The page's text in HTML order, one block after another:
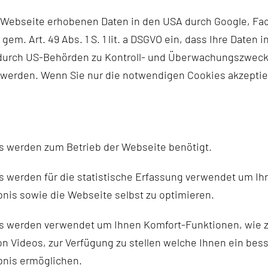
oder den Bettpartner. Hierbei ist es aber
Schnarchen „nur“ laut und für die Umwelt
was gefährlich für den Schlafenden sein kann
über Jahre undiagnostiziert und unbehandelt.
Schlafzimmer bevorzugt werden. Der Schläfer
ist eine starke Schläfrigkeit tagsüber. Der Körper
und v.a. schnelles Einschlafen bis hin
Leistungsfähigkeit inklusive der Libido nehmen über
über starkes nächtliches Schwitzen. Ein
sein und vermehrt zu Herzinfarkten und
erhobenen Daten in den USA durch Google,
Art. 49 Abs. 1 S. 1 lit. a DSGVO ein, dass Ihre
US-Behörden zu Kontroll- und
Wenn Sie nur die notwendigen Cookies
werden zum Betrieb der Webseite benötigt.
werden für die statistische Erfassung verwendet um Ihr
sowie die Webseite selbst zu optimieren.
werden verwendet um Ihnen Komfort-Funktionen, wie
Videos, zur Verfügung zu stellen welche Ihnen ein
ermöglichen.